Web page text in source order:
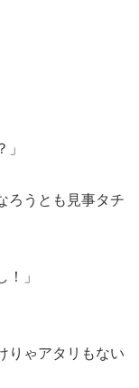
ろうとも見事タチ
」
りゃアタリもない